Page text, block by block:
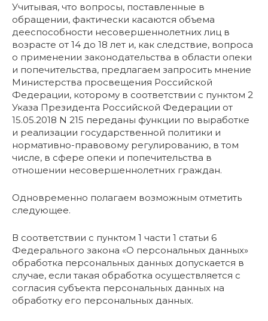
Учитывая, что вопросы, поставленные в
обращении, фактически касаются объема
дееспособности несовершеннолетних лиц в
возрасте от 14 до 18 лет и, как следствие, вопроса
о применении законодательства в области опеки
и попечительства, предлагаем запросить мнение
Министерства просвещения Российской
Федерации, которому в соответствии с пунктом 2
Указа Президента Российской Федерации от
15.05.2018 N 215 переданы функции по выработке
и реализации государственной политики и
нормативно-правовому регулированию, в том
числе, в сфере опеки и попечительства в
отношении несовершеннолетних граждан.
Одновременно полагаем возможным отметить
следующее.
В соответствии с пунктом 1 части 1 статьи 6
Федерального закона «О персональных данных»
обработка персональных данных допускается в
случае, если такая обработка осуществляется с
согласия субъекта персональных данных на
обработку его персональных данных.